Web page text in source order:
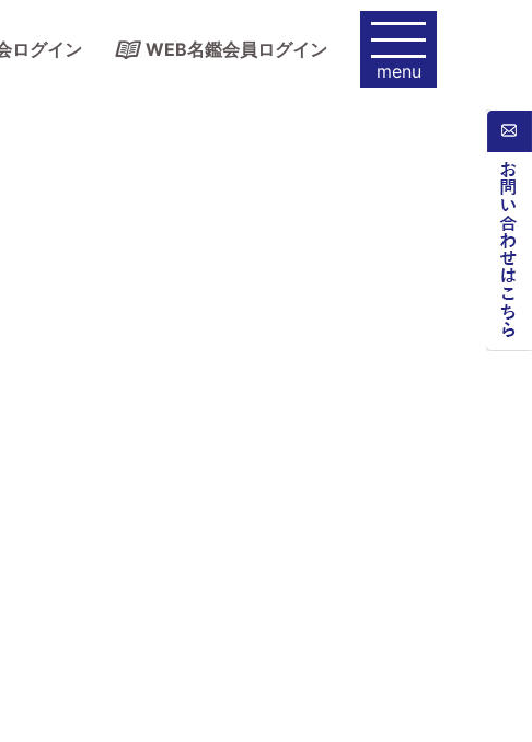
ログイン
WEB名鑑会員ログイン
menu